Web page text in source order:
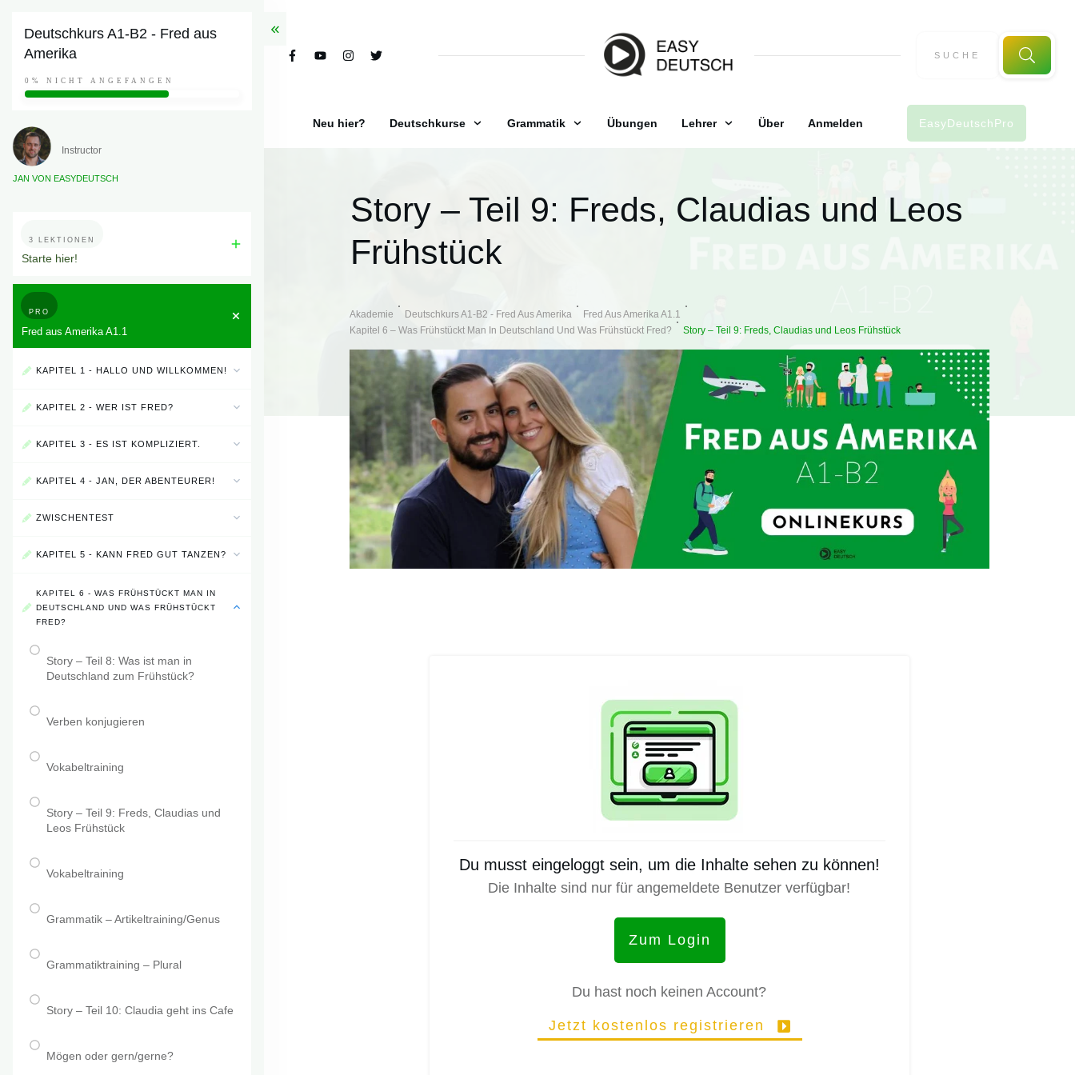
Neu hier? Deutschkurse Grammatik Übungen Lehrer Über Anmelden EasyDeutschPro
Story – Teil 9: Freds, Claudias und Leos
Frühstück
Akademie Deutschkurs A1-B2 - Fred Aus Amerika
Fred Aus Amerika A1.1
Kapitel 6 – Was Frühstückt Man In Deutschland Und Was Frühstückt Fred?
Story – Teil 9: Freds, Claudias und Leos Frühstück
Du musst eingeloggt sein, um die Inhalte sehen zu können!
Die Inhalte sind nur für angemeldete Benutzer verfügbar!
Zum Login
Du hast noch keinen Account?
Jetzt kostenlos registrieren
Deutschkurs A1-B2 - Fred aus
Amerika
0% NICHT ANGEFANGEN
Instructor
JAN VON EASYDEUTSCH
3 LEKTIONEN
Starte hier!
PRO
Fred aus Amerika A1.1
KAPITEL 1 - HALLO UND WILLKOMMEN!
KAPITEL 2 - WER IST FRED?
KAPITEL 3 - ES IST KOMPLIZIERT.
KAPITEL 4 - JAN, DER ABENTEURER!
ZWISCHENTEST
KAPITEL 5 - KANN FRED GUT TANZEN?
KAPITEL 6 - WAS FRÜHSTÜCKT MAN IN
DEUTSCHLAND UND WAS FRÜHSTÜCKT
FRED?
Story – Teil 8: Was ist man in
Deutschland zum Frühstück?
Verben konjugieren
Vokabeltraining
Story – Teil 9: Freds, Claudias und
Leos Frühstück
Vokabeltraining
Grammatik – Artikeltraining/Genus
Grammatiktraining – Plural
Story – Teil 10: Claudia geht ins Cafe
Mögen oder gern/gerne?